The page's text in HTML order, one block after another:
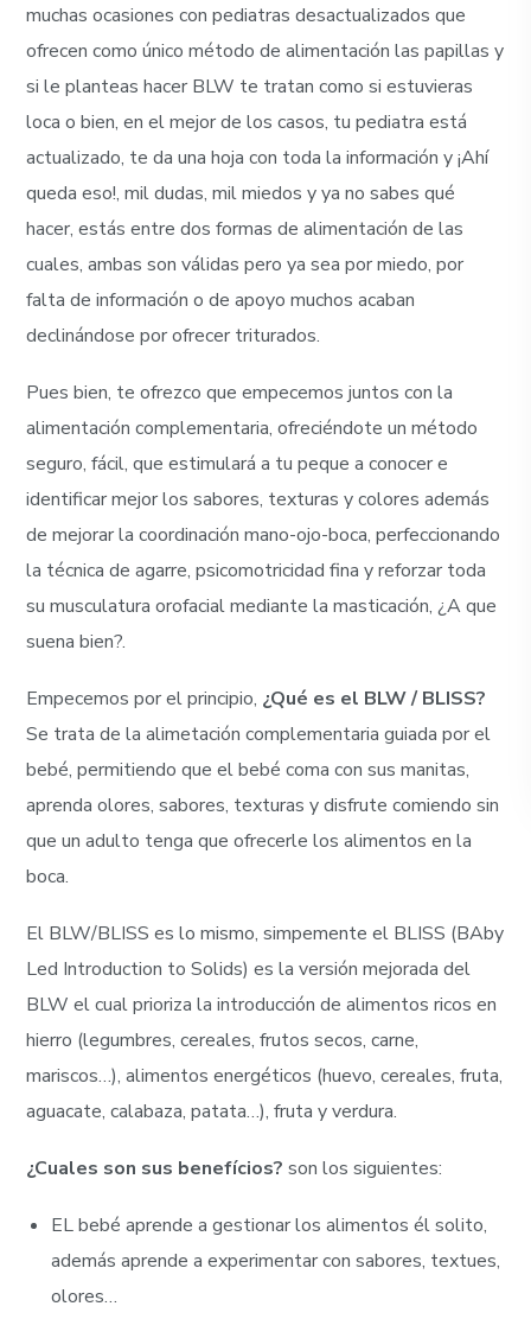
muchas ocasiones con pediatras desactualizados que
ofrecen como único método de alimentación las papillas y
si le planteas hacer BLW te tratan como si estuvieras
loca o bien, en el mejor de los casos, tu pediatra está
actualizado, te da una hoja con toda la información y ¡Ahí
queda eso!, mil dudas, mil miedos y ya no sabes qué
hacer, estás entre dos formas de alimentación de las
cuales, ambas son válidas pero ya sea por miedo, por
falta de información o de apoyo muchos acaban
declinándose por ofrecer triturados.
Pues bien, te ofrezco que empecemos juntos con la
alimentación complementaria, ofreciéndote un método
seguro, fácil, que estimulará a tu peque a conocer e
identificar mejor los sabores, texturas y colores además
de mejorar la coordinación mano-ojo-boca, perfeccionando
la técnica de agarre, psicomotricidad fina y reforzar toda
su musculatura orofacial mediante la masticación, ¿A que
suena bien?.
Empecemos por el principio, ¿Qué es el BLW / BLISS?
Se trata de la alimetación complementaria guiada por el
bebé, permitiendo que el bebé coma con sus manitas,
aprenda olores, sabores, texturas y disfrute comiendo sin
que un adulto tenga que ofrecerle los alimentos en la
boca.
El BLW/BLISS es lo mismo, simpemente el BLISS (BAby
Led Introduction to Solids) es la versión mejorada del
BLW el cual prioriza la introducción de alimentos ricos en
hierro (legumbres, cereales, frutos secos, carne,
mariscos…), alimentos energéticos (huevo, cereales, fruta,
aguacate, calabaza, patata…), fruta y verdura.
¿Cuales son sus benefícios?son los siguientes:
EL bebé aprende a gestionar los alimentos él solito,
además aprende a experimentar con sabores, textues,
olores…